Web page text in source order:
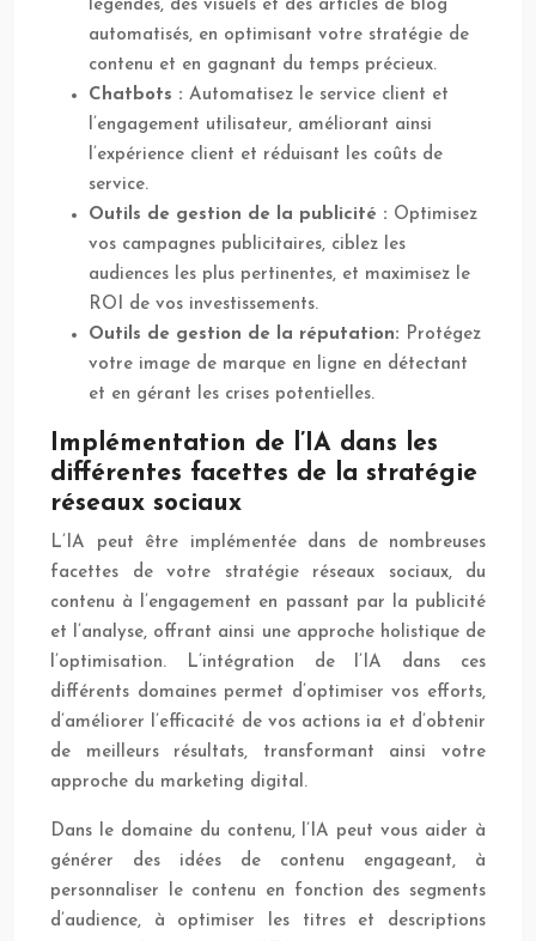
légendes, des visuels et des articles de blog
automatisés, en optimisant votre stratégie de
contenu et en gagnant du temps précieux.
Chatbots : Automatisez le service client et
l’engagement utilisateur, améliorant ainsi
l’expérience client et réduisant les coûts de
service.
Outils de gestion de la publicité : Optimisez
vos campagnes publicitaires, ciblez les
audiences les plus pertinentes, et maximisez le
ROI de vos investissements.
Outils de gestion de la réputation: Protégez
votre image de marque en ligne en détectant
et en gérant les crises potentielles.
Implémentation de l’IA dans les
différentes facettes de la stratégie
réseaux sociaux
L’IA peut être implémentée dans de nombreuses
facettes de votre stratégie réseaux sociaux, du
contenu à l’engagement en passant par la publicité
et l’analyse, offrant ainsi une approche holistique de
l’optimisation. L’intégration de l’IA dans ces
différents domaines permet d’optimiser vos efforts,
d’améliorer l’efficacité de vos actions ia et d’obtenir
de meilleurs résultats, transformant ainsi votre
approche du marketing digital.
Dans le domaine du contenu, l’IA peut vous aider à
générer des idées de contenu engageant, à
personnaliser le contenu en fonction des segments
d’audience, à optimiser les titres et descriptions